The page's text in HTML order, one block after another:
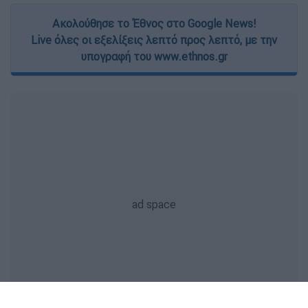
Ακολούθησε το Έθνος στο Google News!
Live όλες οι εξελίξεις λεπτό προς λεπτό, με την
υπογραφή του www.ethnos.gr